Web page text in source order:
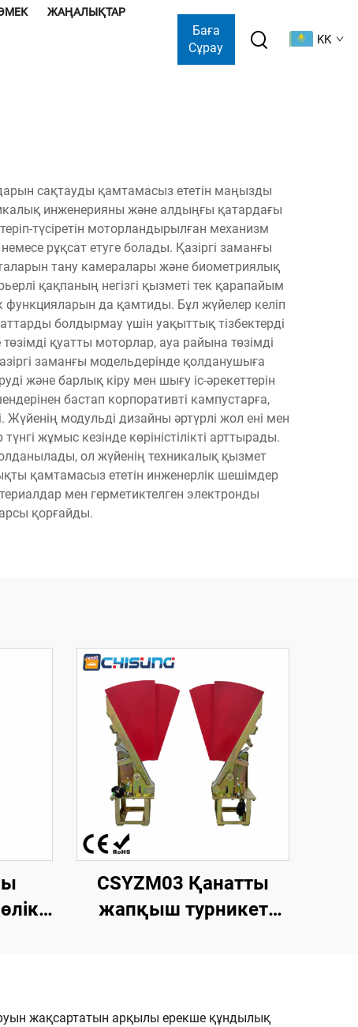
ЖАҢАЛЫҚТАР
Баға
Сұрау
KK
сақтауды қамтамасыз ететін маңызды
инженерияны және алдыңғы қатардағы
түсіретін моторландырылған механизм
рұқсат етуге болады. Қазіргі заманғы
тану камералары және биометриялық
қақпаның негізгі қызметі тек қарапайым
функцияларын да қамтиды. Бұл жүйелер келіп
болдырмау үшін уақыттық тізбектерді
төзімді қуатты моторлар, ауа райына төзімді
заманғы модельдерінде қолданушыға
және барлық кіру мен шығу іс-әрекеттерін
бастап корпоративті кампустарға,
Жүйенің модульді дизайны әртүрлі жол ені мен
жұмыс кезінде көріністілікті арттырады.
ол жүйенің техникалық қызмет
қамтамасыз ететін инженерлік шешімдер
мен герметиктелген электронды
қорғайды.
CSYZM03 Қанатты
жапқыш турникет
бақылауы
жақсартатын арқылы ерекше құндылық